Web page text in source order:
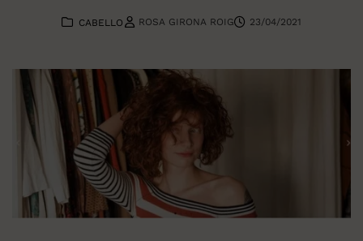
CABELLO ROSA GIRONA ROIG 23/04/2021